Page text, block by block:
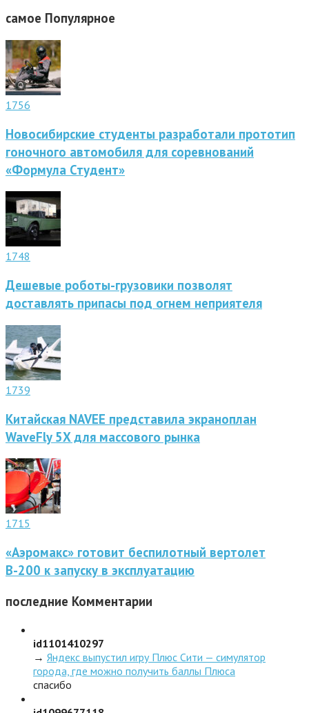
самое Популярное
1756
Новосибирские студенты разработали прототип
гоночного автомобиля для соревнований
«Формула Студент»
1748
Дешевые роботы-грузовики позволят
доставлять припасы под огнем неприятеля
1739
Китайская NAVEE представила экраноплан
WaveFly 5X для массового рынка
1715
«Аэромакс» готовит беспилотный вертолет
В-200 к запуску в эксплуатацию
последние Комментарии
id1101410297
→ Яндекс выпустил игру Плюс Сити — симулятор
города, где можно получить баллы Плюса
спасибо